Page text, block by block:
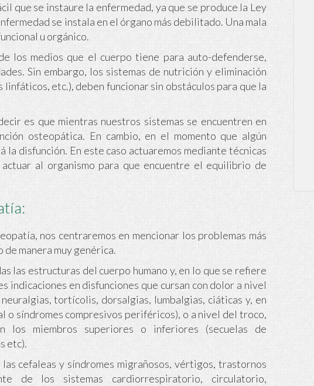
que se instaure la enfermedad, ya que se produce la Ley
se instala en el órgano más debilitado. Una mala
u orgánico.
los medios que el cuerpo tiene para auto-defenderse,
Sin embargo, los sistemas de nutrición y eliminación
linfáticos, etc.), deben funcionar sin obstáculos para que la
es que mientras nuestros sistemas se encuentren en
osteopática. En cambio, en el momento que algún
disfunción. En este caso actuaremos mediante técnicas
al organismo para que encuentre el equilibrio de
nos centraremos en mencionar los problemas más
manera muy genérica.
las estructuras del cuerpo humano y, en lo que se refiere
indicaciones en disfunciones que cursan con dolor a nivel
tortícolis, dorsalgias, lumbalgias, ciáticas y, en
o síndromes compresivos periféricos), o a nivel del troco,
los miembros superiores o inferiores (secuelas de
etc).
cefaleas y síndromes migrañosos, vértigos, trastornos
de los sistemas cardiorrespiratorio, circulatorio,